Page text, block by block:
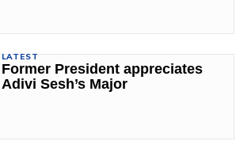
LATEST
Former President appreciates
Adivi Sesh’s Major